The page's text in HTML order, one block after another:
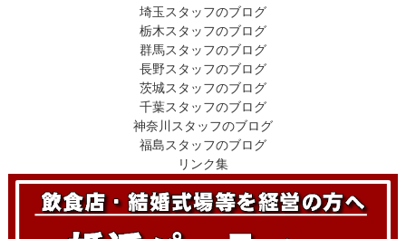
埼玉スタッフのブログ
栃木スタッフのブログ
群馬スタッフのブログ
長野スタッフのブログ
茨城スタッフのブログ
千葉スタッフのブログ
神奈川スタッフのブログ
福島スタッフのブログ
リンク集